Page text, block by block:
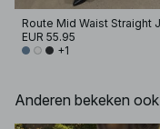
EUR 55.95
+1
Anderen bekeken ook